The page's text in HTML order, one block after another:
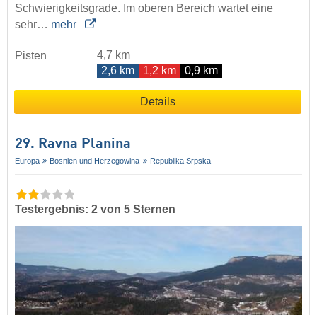
Schwierigkeitsgrade. Im oberen Bereich wartet eine
sehr… mehr
Pisten
4,7 km
2,6 km
1,2 km 0,9 km
Details
29. Ravna Planina
Europa Bosnien und Herzegowina Republika Srpska
Testergebnis: 2 von 5 Sternen